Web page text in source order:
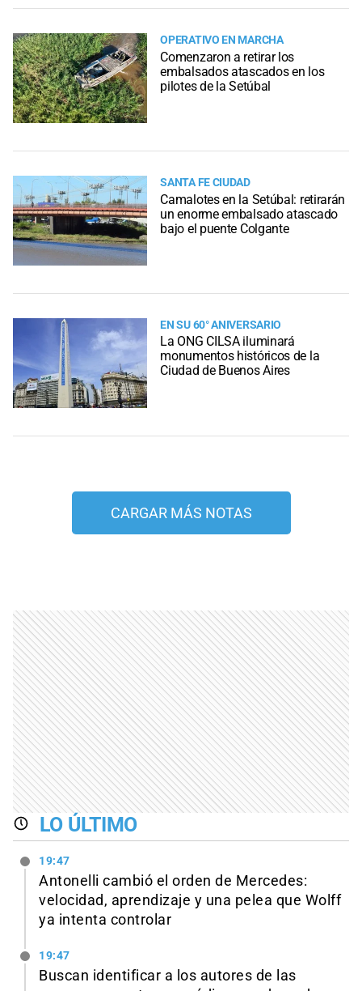
OPERATIVO EN MARCHA
Comenzaron a retirar los
embalsados atascados en los
pilotes de la Setúbal
SANTA FE CIUDAD
Camalotes en la Setúbal: retirarán
un enorme embalsado atascado
bajo el puente Colgante
EN SU 60° ANIVERSARIO
La ONG CILSA iluminará
monumentos históricos de la
Ciudad de Buenos Aires
CARGAR MÁS NOTAS
LO ÚLTIMO
19:47
Antonelli cambió el orden de Mercedes:
velocidad, aprendizaje y una pelea que Wolff
ya intenta controlar
19:47
Buscan identificar a los autores de las